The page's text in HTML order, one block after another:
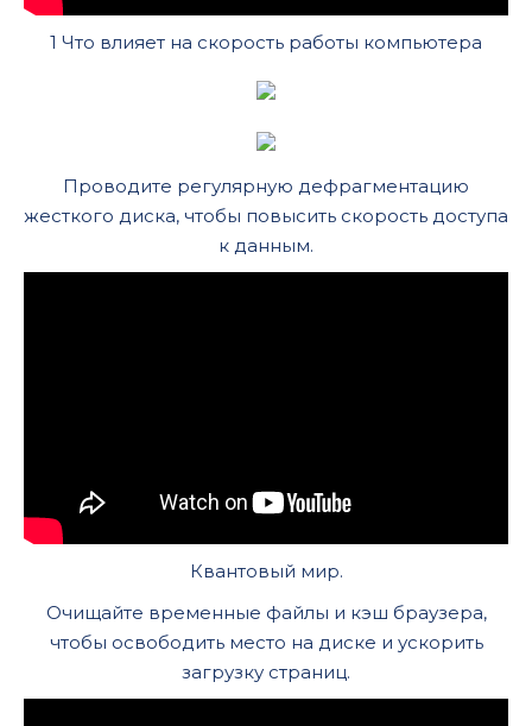
1 Что влияет на скорость работы компьютера
Проводите регулярную дефрагментацию
жесткого диска, чтобы повысить скорость доступа
к данным.
Квантовый мир.
Очищайте временные файлы и кэш браузера,
чтобы освободить место на диске и ускорить
загрузку страниц.